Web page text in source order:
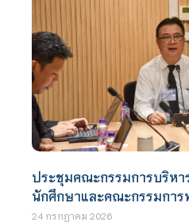
ประชุมคณะกรรมการบริหา
นักศึกษาและคณะกรรมการ
24 กรกฎาคม 2026